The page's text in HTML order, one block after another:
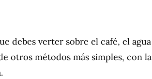
debes verter sobre el café, el agua
otros métodos más simples, con la